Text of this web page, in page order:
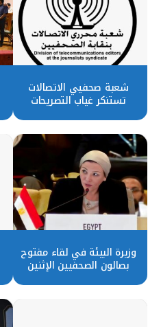
شعبة صحفيي الاتصالات
تستنكر غياب التصريحات
وزيرة البيئة في لقاء مفتوح
بصالون الصحفيين الإثنين